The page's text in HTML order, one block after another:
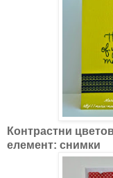
Контрастни
елемент: снимки